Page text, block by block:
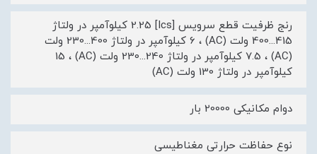
رنج ظرفیت قطع سرویس [Ics] 2.25 کیلوآمپر در ولتاژ
415...400 ولت (AC) ، 6 کیلوآمپر در ولتاژ 400...230 ولت
(AC) ، 7.5 کیلوآمپر در ولتاژ 240...230 ولت (AC) ، 15
کیلوآمپر در ولتاژ 130 ولت (AC)
دوام مکانیکی 20000 بار
نوع حفاظت حرارتی مغناطیسی